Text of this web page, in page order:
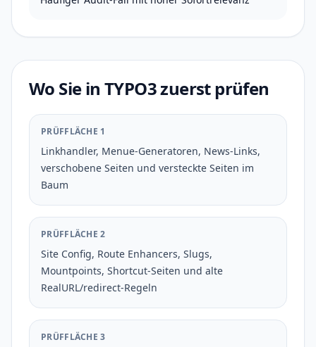
Wo Sie in TYPO3 zuerst prüfen
PRÜFFLÄCHE 1
Linkhandler, Menue-Generatoren, News-Links,
verschobene Seiten und versteckte Seiten im
Baum
PRÜFFLÄCHE 2
Site Config, Route Enhancers, Slugs,
Mountpoints, Shortcut-Seiten und alte
RealURL/redirect-Regeln
PRÜFFLÄCHE 3